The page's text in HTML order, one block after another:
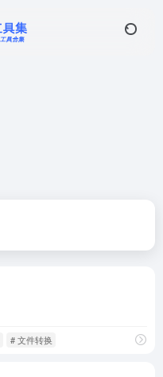
# 文件转换